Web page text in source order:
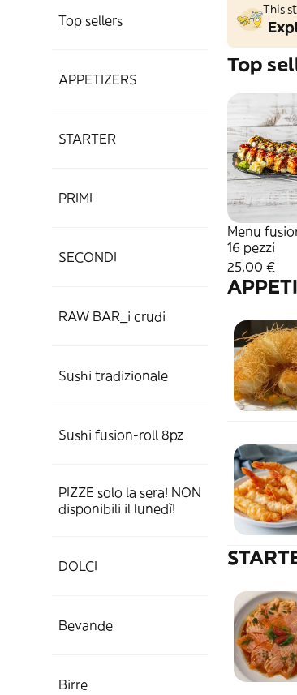
Top sellers
APPETIZERS
STARTER
PRIMI
SECONDI
RAW BAR_i crudi
Sushi tradizionale
Sushi fusion-roll 8pz
PIZZE solo la sera! NON
disponibili il lunedì!
DOLCI
Bevande
Birre
This
Top
Menu
16 pezzi
25,00 €